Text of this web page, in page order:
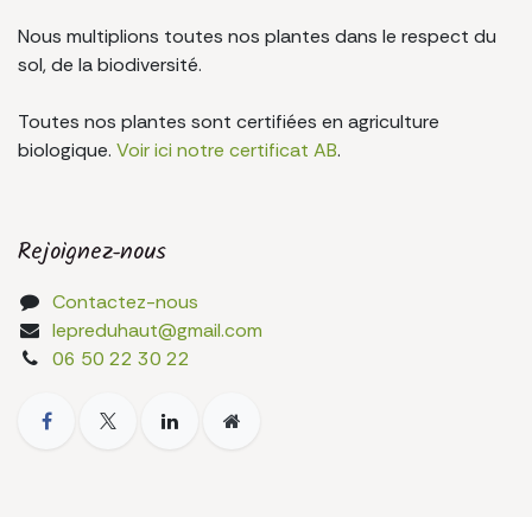
Nous multiplions toutes nos plantes dans le respect du
sol, de la biodiversité.
Toutes nos plantes sont certifiées en agriculture
biologique. Voir ici notre certificat AB.
Rejoignez-nous
Contactez-nous
lepreduhaut@gmail.com
06 50 22 30 22